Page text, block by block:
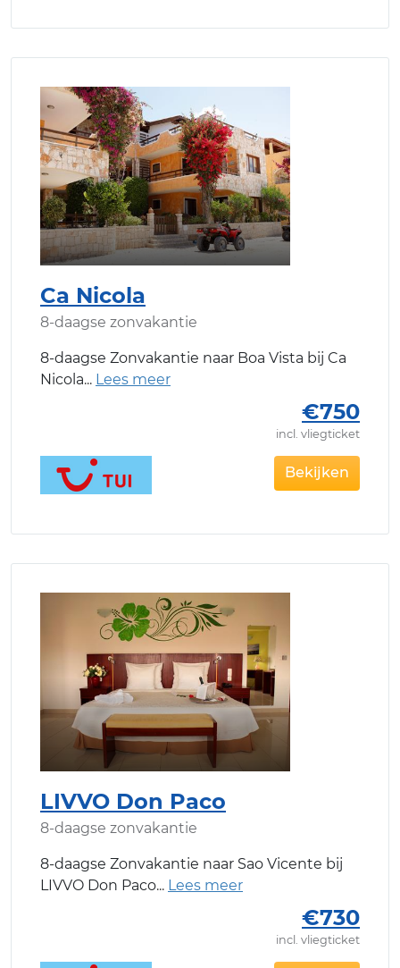
Ca Nicola
8-daagse zonvakantie
8-daagse Zonvakantie naar Boa Vista bij Ca
Nicola
€750
incl. vliegticket
Bekijken
LIVVO Don Paco
8-daagse zonvakantie
8-daagse Zonvakantie naar Sao Vicente bij
LIVVO Don Paco
€730
incl. vliegticket